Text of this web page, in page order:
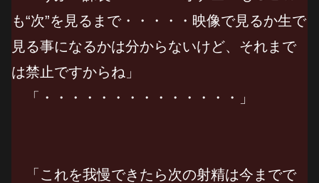
も“次”を見るまで・・・・・映像で見るか生で
見る事になるかは分からないけど、それまで
は禁止ですからね」
「・・・・・・・・・・・・・・」
「これを我慢できたら次の射精は今までで